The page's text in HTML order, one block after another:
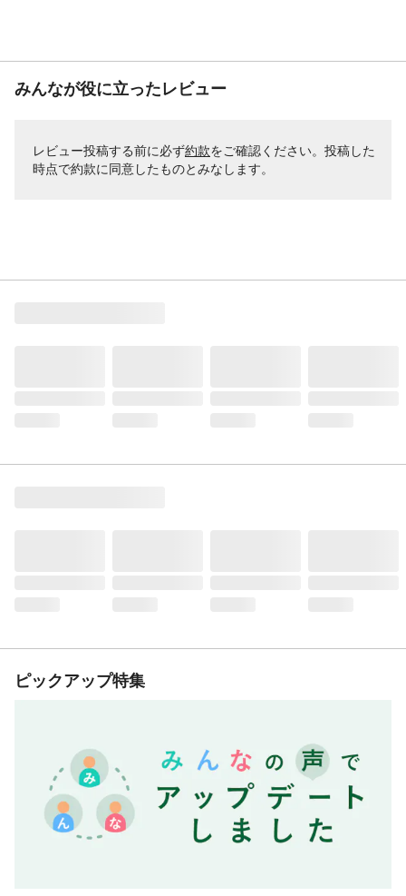
みんなが役に立ったレビュー
レビュー投稿する前に必ず約款をご確認ください。投稿した
時点で約款に同意したものとみなします。
ピックアップ特集